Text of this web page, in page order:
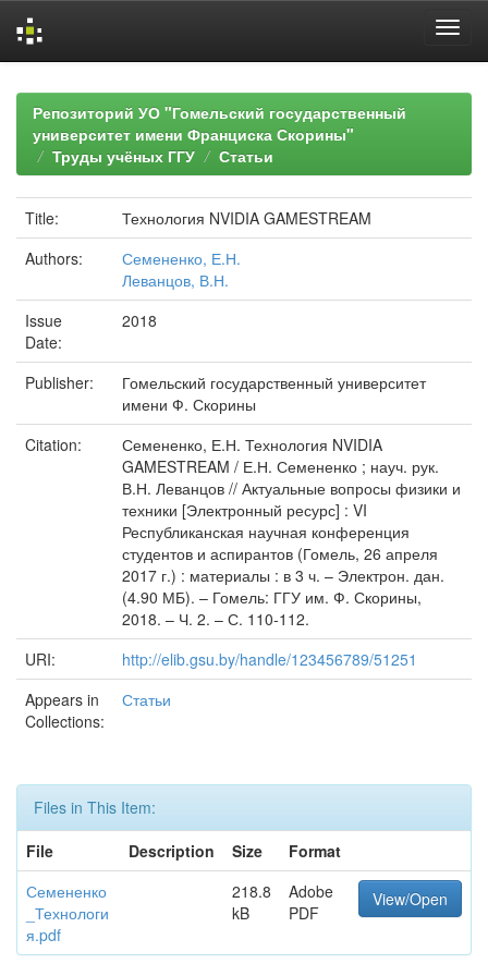
navigationРепозиторий УО "Гомельский государственный
университет имени Франциска Скорины"
Труды учёных ГГУ
Статьи
Title:
Технология NVIDIA GAMESTREAM
Authors:
Семененко, Е.Н.
Леванцов, В.Н.
Issue
Date:
2018
Publisher:
Гомельский государственный университет
имени Ф. Скорины
Citation:
Семененко, Е.Н. Технология NVIDIA
GAMESTREAM / Е.Н. Семененко ; науч. рук.
В.Н. Леванцов // Актуальные вопросы физики и
техники [Электронный ресурс] : VI
Республиканская научная конференция
студентов и аспирантов (Гомель, 26 апреля
2017 г.) : материалы : в 3 ч. – Электрон. дан.
(4.90 МБ). – Гомель: ГГУ им. Ф. Скорины,
2018. – Ч. 2. – С. 110-112.
URI:
http://elib.gsu.by/handle/123456789/51251
Appears in
Collections:
Статьи
Files in This Item:
File
Description Size
Format
Семененко
_Технологи
я.pdf
218.8
kB
Adobe
PDF
View/Open